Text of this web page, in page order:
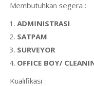
Membutuhkan segera :
ADMINISTRASI
SATPAM
SURVEYOR
OFFICE BOY/
Kualifikasi :